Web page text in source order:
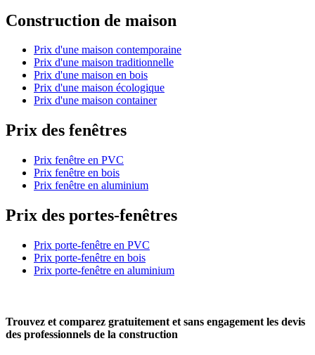
Construction de maison
Prix d'une maison contemporaine
Prix d'une maison traditionnelle
Prix d'une maison en bois
Prix d'une maison écologique
Prix d'une maison container
Prix des fenêtres
Prix fenêtre en PVC
Prix fenêtre en bois
Prix fenêtre en aluminium
Prix des portes-fenêtres
Prix porte-fenêtre en PVC
Prix porte-fenêtre en bois
Prix porte-fenêtre en aluminium
Trouvez et comparez gratuitement et sans engagement les devis
des professionnels de la construction